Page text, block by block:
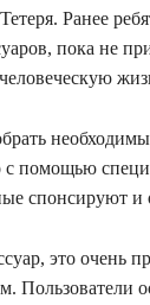
Ранее
пока не
помощью
спонсируют
это очень
Пользователи